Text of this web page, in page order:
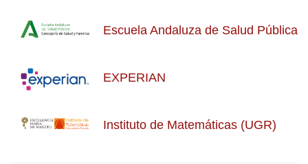
Escuela Andaluza de Salud Pública
EXPERIAN
Instituto de Matemáticas (UGR)